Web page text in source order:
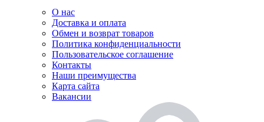
О нас
Доставка и оплата
Обмен и возврат товаров
Политика конфиденциальности
Пользовательское соглашение
Контакты
Наши преимущества
Карта сайта
Вакансии